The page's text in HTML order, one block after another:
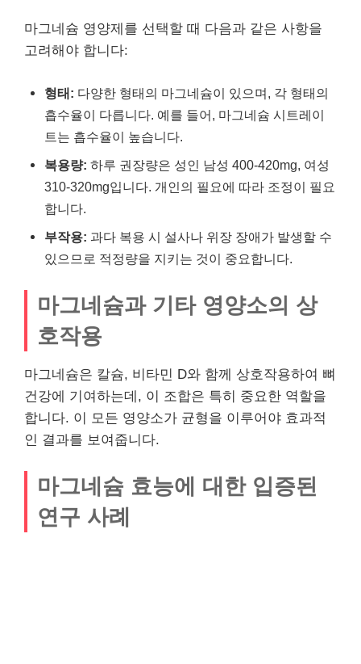
마그네슘 영양제를 선택할 때 다음과 같은 사항을
고려해야 합니다:
형태: 다양한 형태의 마그네슘이 있으며, 각 형태의
흡수율이 다릅니다. 예를 들어, 마그네슘 시트레이
트는 흡수율이 높습니다.
복용량: 하루 권장량은 성인 남성 400-420mg, 여성
310-320mg입니다. 개인의 필요에 따라 조정이 필요
합니다.
부작용: 과다 복용 시 설사나 위장 장애가 발생할 수
있으므로 적정량을 지키는 것이 중요합니다.
마그네슘과 기타 영양소의 상
호작용
마그네슘은 칼슘, 비타민 D와 함께 상호작용하여 뼈
건강에 기여하는데, 이 조합은 특히 중요한 역할을
합니다. 이 모든 영양소가 균형을 이루어야 효과적
인 결과를 보여줍니다.
마그네슘 효능에 대한 입증된
연구 사례